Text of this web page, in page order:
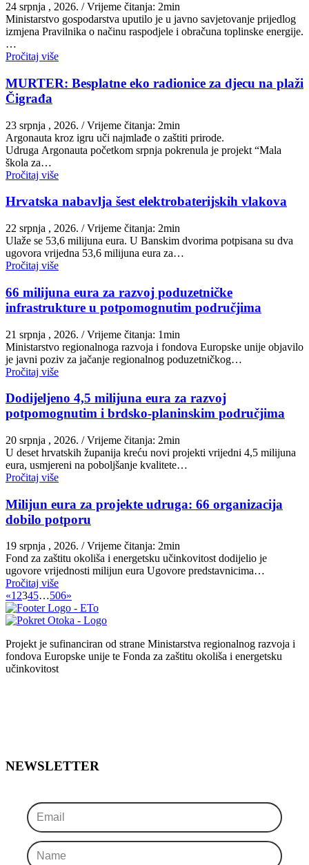
24 srpnja , 2026. / Vrijeme čitanja: 2min
Ministarstvo gospodarstva uputilo je u javno savjetovanje prijedlog
izmjena Pravilnika o načinu raspodjele i obračuna toplinske energije.
…
Pročitaj više
MURTER: Besplatne eko radionice za djecu na plaži
Čigrađa
23 srpnja , 2026. / Vrijeme čitanja: 2min
Argonauta kroz igru uči najmlađe o zaštiti prirode.
Udruga Argonauta početkom srpnja pokrenula je projekt “Mala
škola za…
Pročitaj više
Hrvatska nabavlja šest elektrobaterijskih vlakova
22 srpnja , 2026. / Vrijeme čitanja: 2min
Ulaže se 53,6 milijuna eura. U Banskim dvorima potpisana su dva
ugovora vrijedna 53,6 milijuna eura za…
Pročitaj više
66 milijuna eura za razvoj poduzetničke
infrastrukture u potpomognutim područjima
21 srpnja , 2026. / Vrijeme čitanja: 1min
Ministarstvo regionalnoga razvoja i fondova Europske unije objavilo
je javni poziv za jačanje regionalnog poduzetničkog…
Pročitaj više
Dodijeljeno 4,5 milijuna eura za razvoj
potpomognutim i brdsko-planinskim područjima
20 srpnja , 2026. / Vrijeme čitanja: 2min
U deset hrvatskih županija kreću novi projekti vrijedni 4,5 milijuna
eura, usmjereni na poboljšanje kvalitete…
Pročitaj više
Milijun eura za projekte udruga: 66 organizacija
dobilo potporu
19 srpnja , 2026. / Vrijeme čitanja: 2min
Fond za zaštitu okoliša i energetsku učinkovitost dodijelio je
ugovore vrijednosti milijun eura Ugovore predstavnicima…
Pročitaj više
«12345…506»
Projekt je sufinanciran od strane Ministarstva regionalnog razvoja i
fondova Europske unije te Fonda za zaštitu okoliša i energetsku
učinkovitost
NEWSLETTER